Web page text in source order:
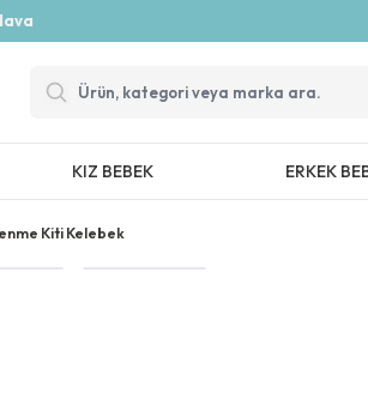
KIZ BEBEK ERKEK
Kiti Kelebek